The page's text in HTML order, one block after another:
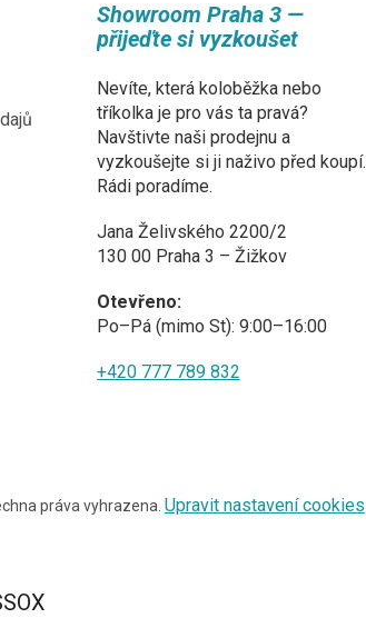
Showroom Praha 3 —
přijeďte si vyzkoušet
Nevíte, která koloběžka nebo
tříkolka je pro vás ta pravá?
Navštivte naši prodejnu a
vyzkoušejte si ji naživo před koupí.
Rádi poradíme.
Jana Želivského 2200/2
130 00 Praha 3 – Žižkov
Otevřeno:
Po–Pá (mimo St): 9:00–16:00
+420 777 789 832
práva vyhrazena. Upravit nastavení cookies